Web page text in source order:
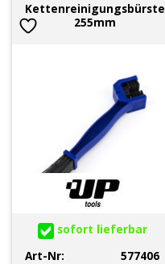
Kettenreinigungsbürste
255mm
sofort lieferbar
Art-Nr:
577406